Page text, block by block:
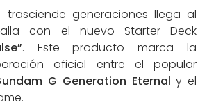
generaciones llega al
con el nuevo Starter Deck
. Este producto marca la
oficial entre el popular
G Generation Eternal y el